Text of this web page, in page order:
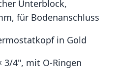
Unterblock,
für Bodenanschluss
in Gold
3/4", mit O-Ringen